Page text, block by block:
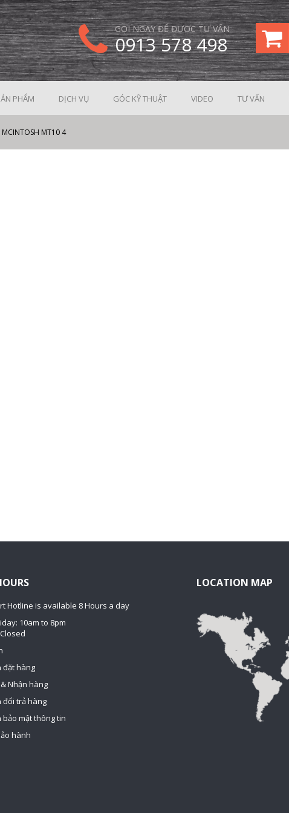
GỌI NGAY ĐỂ ĐƯỢC TƯ VẤN
0913 578 498
PHẨM DỊCH VỤ GÓC KỸ THUẬT VIDEO TƯ VẤN
MCINTOSH MT10 4
Hotline is available 8 Hours a day
10am to 8pm
đặt hàng
Nhận hàng
đổi trả hàng
bảo mật thông tin
hành
LOCATION MAP